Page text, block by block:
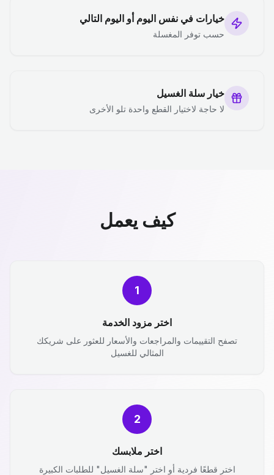
خيارات في نفس اليوم أو اليوم التالي
حسب توفر المغسلة
خيار سلة الغسيل
لا حاجة لاختيار القطع واحدة تلو الأخرى
كيف يعمل
1
اختر مزود الخدمة
تصفح التقييمات والمراجعات والأسعار للعثور على شريكك
المثالي للغسيل
2
اختر ملابسك
اختر قطعًا فردية أو اختر "سلة الغسيل" للطلبات الكبيرة